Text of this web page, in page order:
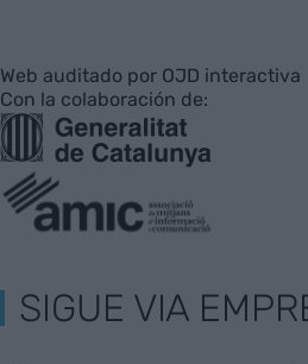
Web auditado por OJD interactiva
Con la colaboración de:
SIGUE VIA